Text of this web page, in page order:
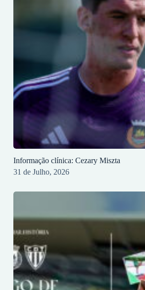
Informação clínica: Cezary Miszta
31 de Julho, 2026